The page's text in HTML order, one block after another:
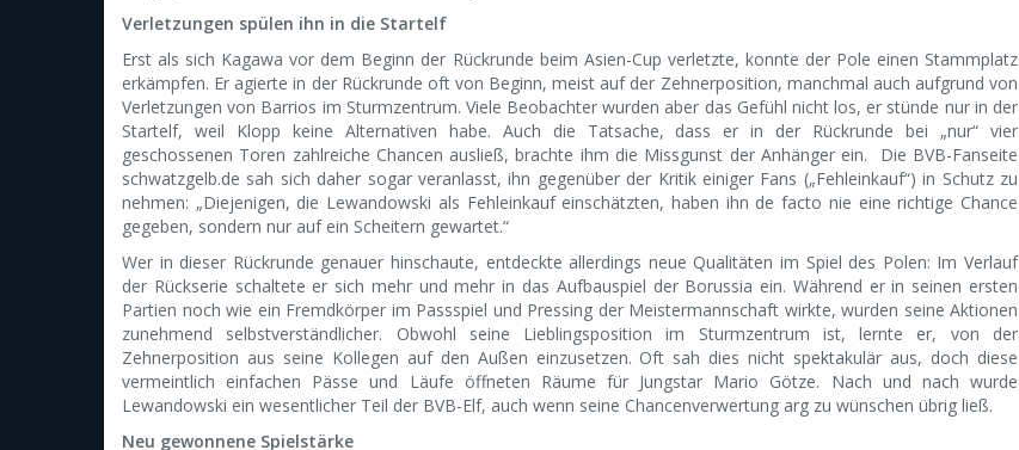
Verletzungen spülen ihn in die Startelf
Erst als sich Kagawa vor dem Beginn der Rückrunde beim Asien-Cup verletzte, konnte der Pole einen Stammplatz
erkämpfen. Er agierte in der Rückrunde oft von Beginn, meist auf der Zehnerposition, manchmal auch aufgrund von
Verletzungen von Barrios im Sturmzentrum. Viele Beobachter wurden aber das Gefühl nicht los, er stünde nur in der
Startelf, weil Klopp keine Alternativen habe. Auch die Tatsache, dass er in der Rückrunde bei „nur“ vier
geschossenen Toren zahlreiche Chancen ausließ, brachte ihm die Missgunst der Anhänger ein. Die BVB-Fanseite
schwatzgelb.de sah sich daher sogar veranlasst, ihn gegenüber der Kritik einiger Fans („Fehleinkauf“) in Schutz zu
nehmen: „Diejenigen, die Lewandowski als Fehleinkauf einschätzten, haben ihn de facto nie eine richtige Chance
gegeben, sondern nur auf ein Scheitern gewartet.“
Wer in dieser Rückrunde genauer hinschaute, entdeckte allerdings neue Qualitäten im Spiel des Polen: Im Verlauf
der Rückserie schaltete er sich mehr und mehr in das Aufbauspiel der Borussia ein. Während er in seinen ersten
Partien noch wie ein Fremdkörper im Passspiel und Pressing der Meistermannschaft wirkte, wurden seine Aktionen
zunehmend selbstverständlicher. Obwohl seine Lieblingsposition im Sturmzentrum ist, lernte er, von der
Zehnerposition aus seine Kollegen auf den Außen einzusetzen. Oft sah dies nicht spektakulär aus, doch diese
vermeintlich einfachen Pässe und Läufe öffneten Räume für Jungstar Mario Götze. Nach und nach wurde
Lewandowski ein wesentlicher Teil der BVB-Elf, auch wenn seine Chancenverwertung arg zu wünschen übrig ließ.
Neu gewonnene Spielstärke